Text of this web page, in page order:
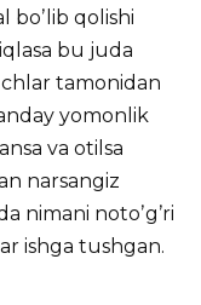
boʼlib qolishi
bu juda
tamonidan
yomonlik
va otilsa
narsangiz
nimani notoʼgʼri
ishga tushgan.